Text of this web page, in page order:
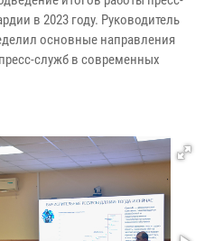
в 2023 году. Руководитель
основные направления
служб в современных